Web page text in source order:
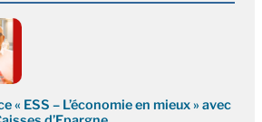
« ESS – L’économie en mieux » avec